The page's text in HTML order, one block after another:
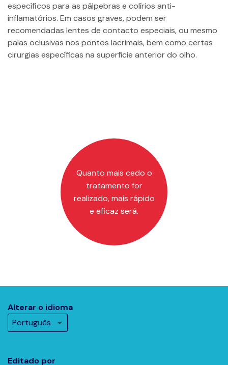
Quanto mais cedo o
tratamento for
realizado, mais rápido
e eficaz será.
específicos para as pálpebras e colírios anti-
inflamatórios. Em casos graves, podem ser
recomendadas lentes de contacto especiais, ou mesmo
palas oclusivas nos pontos lacrimais, bem como certas
cirurgias específicas na superfície anterior do olho.
Editado por
Alterar o idioma